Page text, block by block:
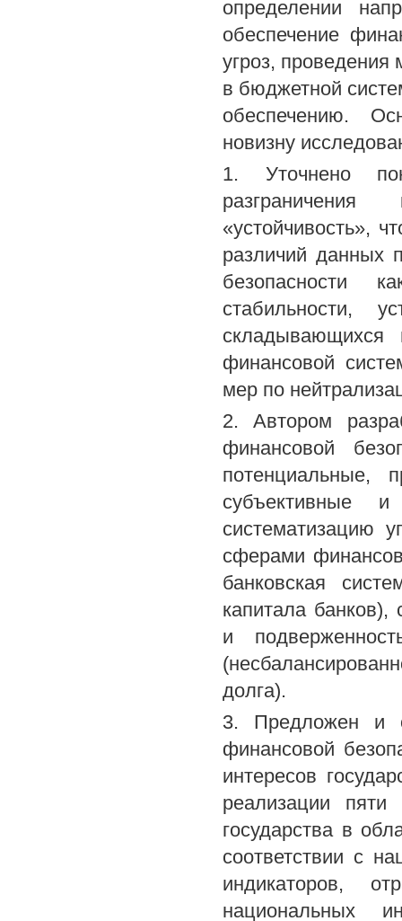
определении
обеспечение
угроз, проведения
в бюджетной
обеспечению.
новизну
1. Уточнено
разграничения
«устойчивость»,
различий данных
безопасности
стабильности,
финансовой
мер по
2. Автором
финансовой
потенциальные,
субъективные
систематизацию
сферами
банковская
капитала
и
долга).
3. Предложен и
финансовой
интересов
реализации пяти
государства в
соответствии с
индикаторов,
национальных